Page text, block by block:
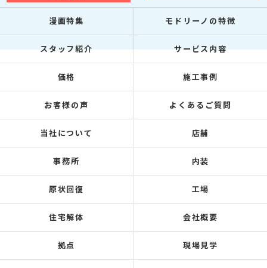
漫画特集 モドリーノの特徴
スタッフ紹介 サービス内容
価格 施工事例
お客様の声 よくあるご質問
当社について 店舗
事務所 内装
原状回復 工場
住宅解体 会社概要
拠点 現場見学